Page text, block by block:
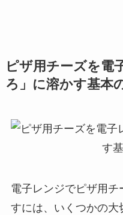
ピザ用チーズを電
ろ」に溶かす基本
電子レンジでピザ用
すには、いくつかの